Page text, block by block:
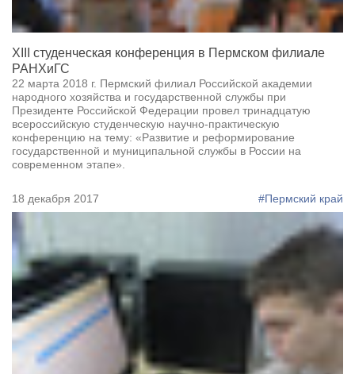
XIII студенческая конференция в Пермском филиале
РАНХиГС
22 марта 2018 г. Пермский филиал Российской академии
народного хозяйства и государственной службы при
Президенте Российской Федерации провел тринадцатую
всероссийскую студенческую научно-практическую
конференцию на тему: «Развитие и реформирование
государственной и муниципальной службы в России на
современном этапе».
18 декабря 2017 #Пермский край